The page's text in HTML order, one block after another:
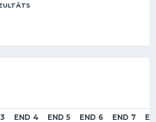
END 4 END 5 END 6 END 7